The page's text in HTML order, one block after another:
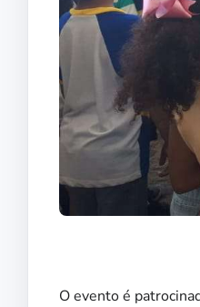
O evento é